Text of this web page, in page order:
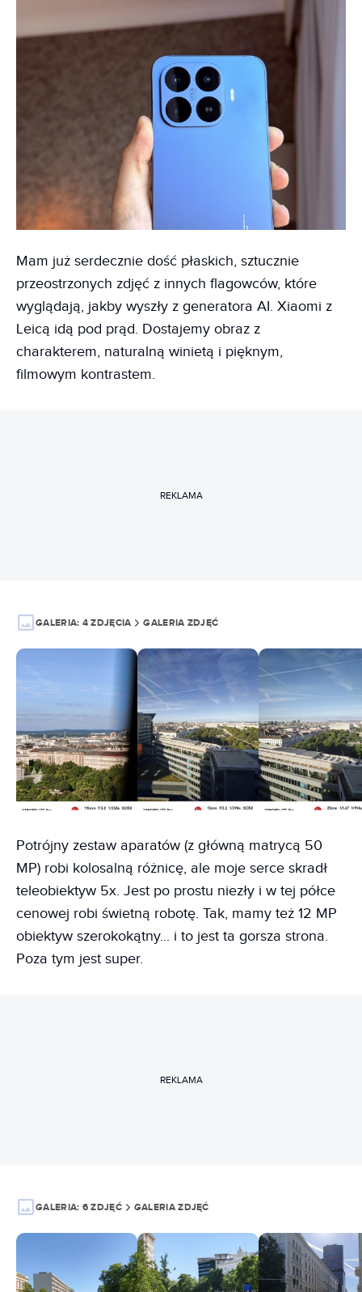
Mam już serdecznie dość płaskich, sztucznie
przeostrzonych zdjęć z innych flagowców, które
wyglądają, jakby wyszły z generatora AI. Xiaomi z
Leicą idą pod prąd. Dostajemy obraz z
charakterem, naturalną winietą i pięknym,
filmowym kontrastem.
REKLAMA
GALERIA: 4 ZDJĘCIA GALERIA ZDJĘĆ
Potrójny zestaw aparatów (z główną matrycą 50
MP) robi kolosalną różnicę, ale moje serce skradł
teleobiektyw 5x. Jest po prostu niezły i w tej półce
cenowej robi świetną robotę. Tak, mamy też 12 MP
obiektyw szerokokątny... i to jest ta gorsza strona.
Poza tym jest super.
REKLAMA
GALERIA: 6 ZDJĘĆ GALERIA ZDJĘĆ